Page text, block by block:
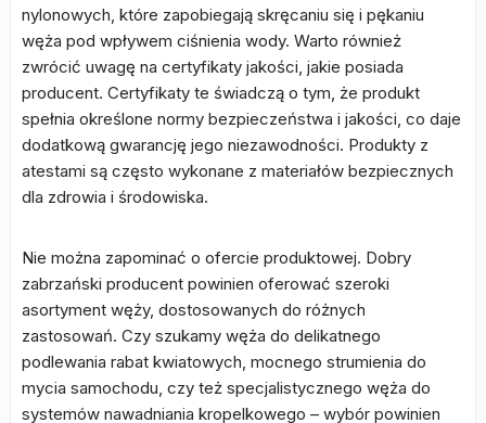
nylonowych, które zapobiegają skręcaniu się i pękaniu
węża pod wpływem ciśnienia wody. Warto również
zwrócić uwagę na certyfikaty jakości, jakie posiada
producent. Certyfikaty te świadczą o tym, że produkt
spełnia określone normy bezpieczeństwa i jakości, co daje
dodatkową gwarancję jego niezawodności. Produkty z
atestami są często wykonane z materiałów bezpiecznych
dla zdrowia i środowiska.
Nie można zapominać o ofercie produktowej. Dobry
zabrzański producent powinien oferować szeroki
asortyment węży, dostosowanych do różnych
zastosowań. Czy szukamy węża do delikatnego
podlewania rabat kwiatowych, mocnego strumienia do
mycia samochodu, czy też specjalistycznego węża do
systemów nawadniania kropelkowego – wybór powinien